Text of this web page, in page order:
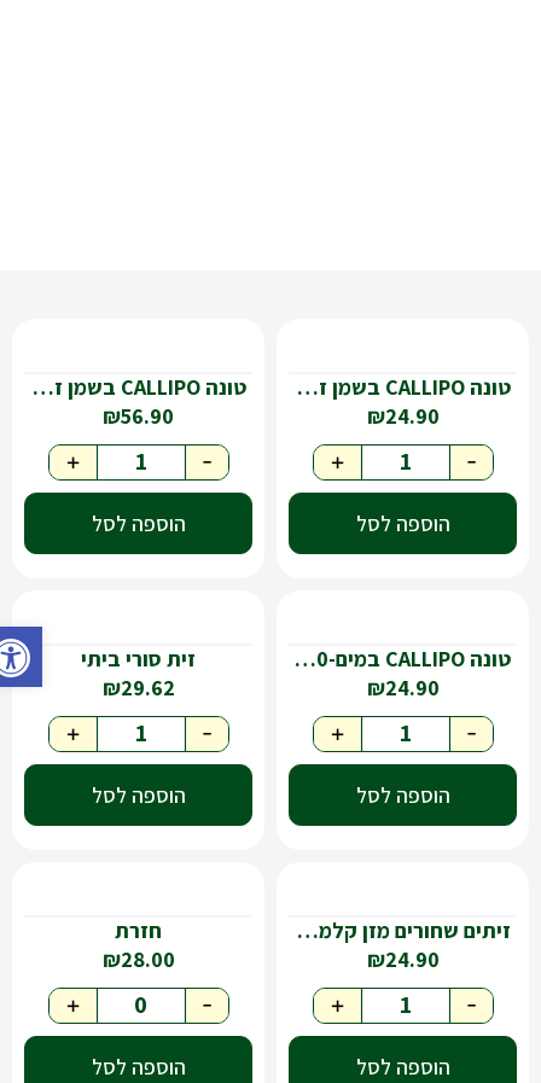
פתח
טונה CALLIPO בשמן זית-160גר
₪24.90
-
+
הוספה לסל
טונה CALLIPO בשמן זית-200גר
₪56.90
-
+
הוספה לסל
טונה CALLIPO במים-160גר
₪24.90
-
+
הוספה לסל
זית סורי ביתי
₪29.62
-
+
הוספה לסל
זיתים שחורים מזן קלמטה בשימורים
₪24.90
-
+
הוספה לסל
חזרת
₪28.00
-
+
הוספה לסל